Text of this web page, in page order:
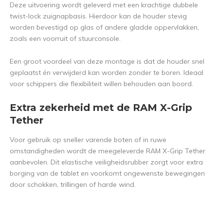
Deze uitvoering wordt geleverd met een krachtige dubbele
twist-lock zuignapbasis. Hierdoor kan de houder stevig
worden bevestigd op glas of andere gladde oppervlakken,
zoals een voorruit of stuurconsole.
Een groot voordeel van deze montage is dat de houder snel
geplaatst én verwijderd kan worden zonder te boren. Ideaal
voor schippers die flexibiliteit willen behouden aan boord.
Extra zekerheid met de RAM X-Grip
Tether
Voor gebruik op sneller varende boten of in ruwe
omstandigheden wordt de meegeleverde RAM X-Grip Tether
aanbevolen. Dit elastische veiligheidsrubber zorgt voor extra
borging van de tablet en voorkomt ongewenste bewegingen
door schokken, trillingen of harde wind.